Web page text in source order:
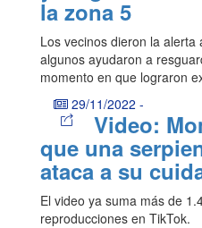
la zona 5
Los vecinos dieron la
algunos ayudaron a
momento en que lograron
29/11/2022 -
Video:
que una
ataca a su
El video ya suma más de
reproducciones en TikTok.